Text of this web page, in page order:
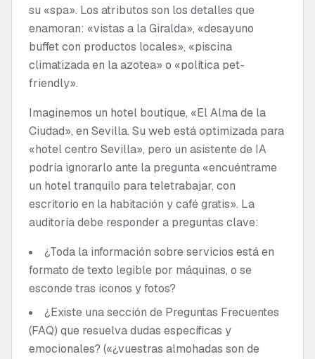
su «spa». Los atributos son los detalles que
enamoran: «vistas a la Giralda», «desayuno
buffet con productos locales», «piscina
climatizada en la azotea» o «política pet-
friendly».
Imaginemos un hotel boutique, «El Alma de la
Ciudad», en Sevilla. Su web está optimizada para
«hotel centro Sevilla», pero un asistente de IA
podría ignorarlo ante la pregunta «encuéntrame
un hotel tranquilo para teletrabajar, con
escritorio en la habitación y café gratis». La
auditoría debe responder a preguntas clave:
¿Toda la información sobre servicios está en
formato de texto legible por máquinas, o se
esconde tras iconos y fotos?
¿Existe una sección de Preguntas Frecuentes
(FAQ) que resuelva dudas específicas y
emocionales? («¿vuestras almohadas son de